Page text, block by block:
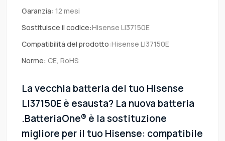
Garanzia: 12 mesi
Sostituisce il codice:Hisense LI37150E
Compatibilità del prodotto:Hisense LI37150E
Norme: CE, RoHS
La vecchia batteria del tuo Hisense
LI37150E è esausta? La nuova batteria
.BatteriaOne® è la sostituzione
migliore per il tuo Hisense: compatibile